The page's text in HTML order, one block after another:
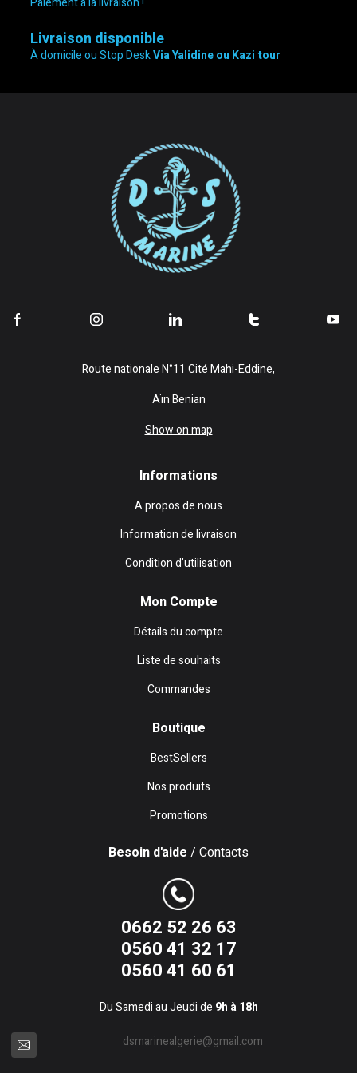
Livraison disponible
À domicile ou Stop DeskVia Yalidine ou Kazi tour
Route nationale N°11 Cité Mahi-Eddine,
Aïn Benian
Show on map
Informations
A propos de nous
Information de livraison
Condition d’utilisation
Mon Compte
Détails du compte
Liste de souhaits
Commandes
Boutique
BestSellers
Nos produits
Promotions
Besoin d'aide / Contacts
0662 52 26 63
0560 41 32 17
0560 41 60 61
Du Samedi au Jeudi de 9h à 18h
dsmarinealgerie@gmail.com